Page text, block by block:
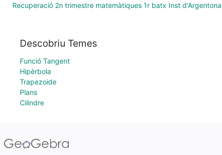
Recuperació 2n trimestre matemàtiques 1r batx Inst d'Argentona
Descobriu Temes
Funció Tangent
Hipèrbola
Trapezoide
Plans
Cilindre